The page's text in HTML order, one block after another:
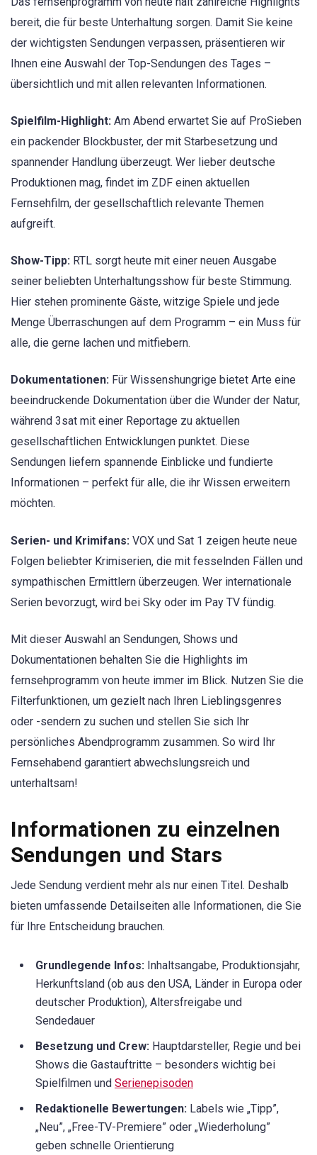
bereit, die für beste Unterhaltung sorgen. Damit Sie keine
der wichtigsten Sendungen verpassen, präsentieren wir
Ihnen eine Auswahl der Top-Sendungen des Tages –
übersichtlich und mit allen relevanten Informationen.
Spielfilm-Highlight: Am Abend erwartet Sie auf ProSieben
ein packender Blockbuster, der mit Starbesetzung und
spannender Handlung überzeugt. Wer lieber deutsche
Produktionen mag, findet im ZDF einen aktuellen
Fernsehfilm, der gesellschaftlich relevante Themen
aufgreift.
Show-Tipp: RTL sorgt heute mit einer neuen Ausgabe
seiner beliebten Unterhaltungsshow für beste Stimmung.
Hier stehen prominente Gäste, witzige Spiele und jede
Menge Überraschungen auf dem Programm – ein Muss für
alle, die gerne lachen und mitfiebern.
Dokumentationen: Für Wissenshungrige bietet Arte eine
beeindruckende Dokumentation über die Wunder der Natur,
während 3sat mit einer Reportage zu aktuellen
gesellschaftlichen Entwicklungen punktet. Diese
Sendungen liefern spannende Einblicke und fundierte
Informationen – perfekt für alle, die ihr Wissen erweitern
möchten.
Serien- und Krimifans: VOX und Sat 1 zeigen heute neue
Folgen beliebter Krimiserien, die mit fesselnden Fällen und
sympathischen Ermittlern überzeugen. Wer internationale
Serien bevorzugt, wird bei Sky oder im Pay TV fündig.
Mit dieser Auswahl an Sendungen, Shows und
Dokumentationen behalten Sie die Highlights im
fernsehprogramm von heute immer im Blick. Nutzen Sie die
Filterfunktionen, um gezielt nach Ihren Lieblingsgenres
oder -sendern zu suchen und stellen Sie sich Ihr
persönliches Abendprogramm zusammen. So wird Ihr
Fernsehabend garantiert abwechslungsreich und
unterhaltsam!
Informationen zu einzelnen
Sendungen und Stars
Jede Sendung verdient mehr als nur einen Titel. Deshalb
bieten umfassende Detailseiten alle Informationen, die Sie
für Ihre Entscheidung brauchen.
Grundlegende Infos: Inhaltsangabe, Produktionsjahr,
Herkunftsland (ob aus den USA, Länder in Europa oder
deutscher Produktion), Altersfreigabe und
Sendedauer
Besetzung und Crew: Hauptdarsteller, Regie und bei
Shows die Gastauftritte – besonders wichtig bei
Spielfilmen und Serienepisoden
Redaktionelle Bewertungen: Labels wie „Tipp”,
„Neu”, „Free-TV-Premiere” oder „Wiederholung”
geben schnelle Orientierung